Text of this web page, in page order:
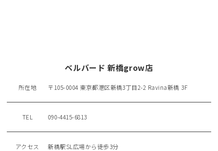
ベルバード 新橋grow店
所在地 〒105-0004 東京都港区新橋3丁目2-2 Ravina新橋 3F
TEL 090-4415-6813
アクセス 新橋駅SL広場から徒歩3分